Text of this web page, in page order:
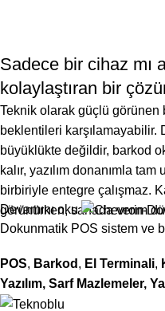
Sadece bir cihaz mı
kolaylaştıran bir
Teknik olarak güçlü görünen
beklentileri karşılamayabilir.
büyüklükte değildir, barkod
kalır, yazılım donanımla
birbiriyle entegre çalışmaz.
görünürken, sahada verim
ürün seçilmemesiyatar.
senaryosu birlikte
olmaz.
Devamını oku
Dokunmatik POS sistem ve
POS, Barkod , El Terminali,
Yazılım, Sarf Mazlemeler,